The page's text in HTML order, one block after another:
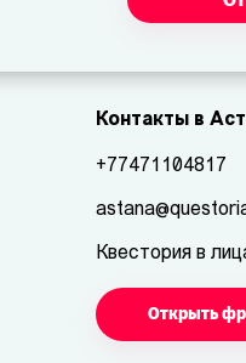
Контакты в
+77471104817
Квестория в
Открыть